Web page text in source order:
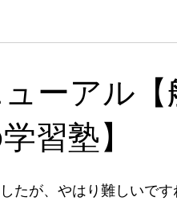
ーアル【
習塾】
たが、やはり難しいです